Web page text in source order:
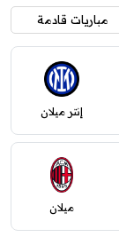
مباريات قادمة
إنتر ميلان
ميلان